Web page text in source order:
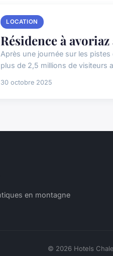
LOCATION
Résidence à
Après une journée sur les
plus de 2,5 millions de visiteurs
30 octobre 2025
en montagne
© 2026 Hotels